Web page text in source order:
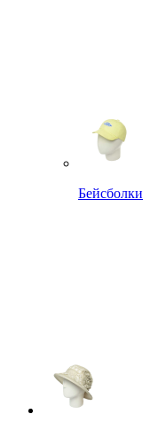
Бейсболки